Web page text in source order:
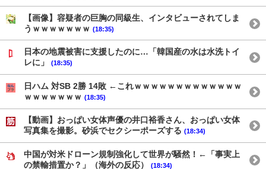
【画像】容疑者の巨胸の同級生、インタビューされてしま
うｗｗｗｗｗｗｗ (18:35)
日本の地震被害に支援したのに…「韓国産の水は水洗トイ
レに」
(18:35)
日ハム 対SB 2勝 14敗 ←これｗｗｗｗｗｗｗｗｗｗｗｗｗ
ｗｗｗｗｗｗｗ (18:35)
【動画】おっぱい女体声優の井口裕香さん、おっぱい女体
写真集を撮影。砂浜でセクシーポーズする (18:34)
中国が対米ドローン規制強化して世界が騒然！←「事実上
の禁輸措置か？」（海外の反応）
(18:34)